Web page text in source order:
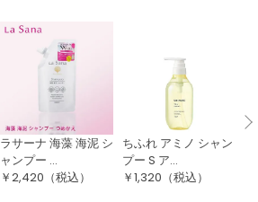
ラサーナ 海藻 海泥 シ
ャンプー ...
￥2,420 （税込）
ちふれ アミノ シャン
プー S ア...
￥1,320 （税込）